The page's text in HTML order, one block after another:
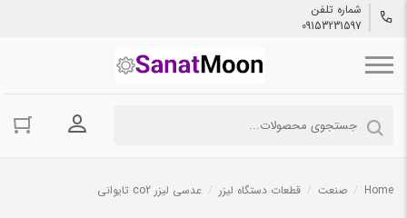
شماره تلفن
09153231597
ورود به
Home
/ صنعت / قطعات دستگاه لیزر / عدسی لیزر co2 تایوانی